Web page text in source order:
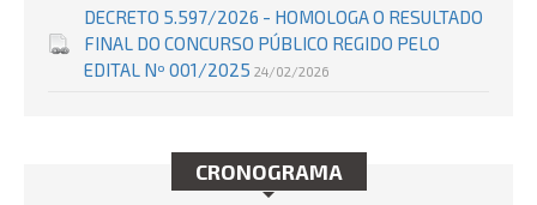
DECRETO 5.597/2026 - HOMOLOGA O RESULTADO
FINAL DO CONCURSO PÚBLICO REGIDO PELO
EDITAL Nº 001/2025 24/02/2026
CRONOGRAMA